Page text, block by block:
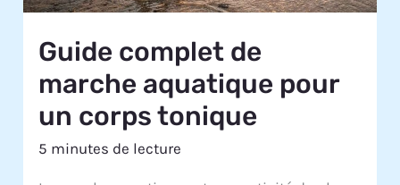
Guide complet de
marche aquatique pour
un corps tonique
5 minutes de lecture